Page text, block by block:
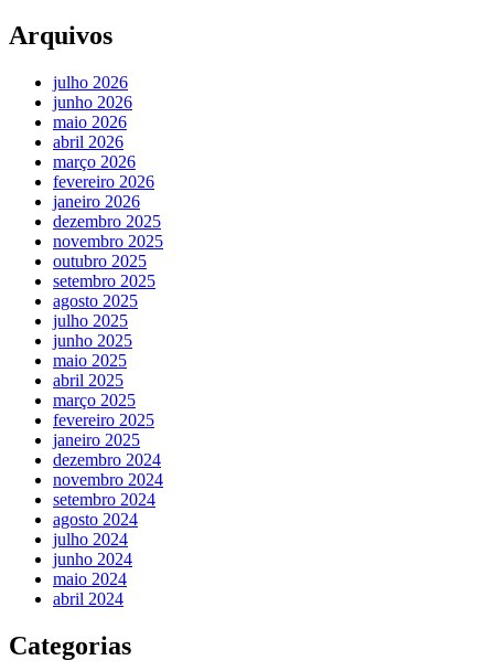
Arquivos
julho 2026
junho 2026
maio 2026
abril 2026
março 2026
fevereiro 2026
janeiro 2026
dezembro 2025
novembro 2025
outubro 2025
setembro 2025
agosto 2025
julho 2025
junho 2025
maio 2025
abril 2025
março 2025
fevereiro 2025
janeiro 2025
dezembro 2024
novembro 2024
setembro 2024
agosto 2024
julho 2024
junho 2024
maio 2024
abril 2024
Categorias